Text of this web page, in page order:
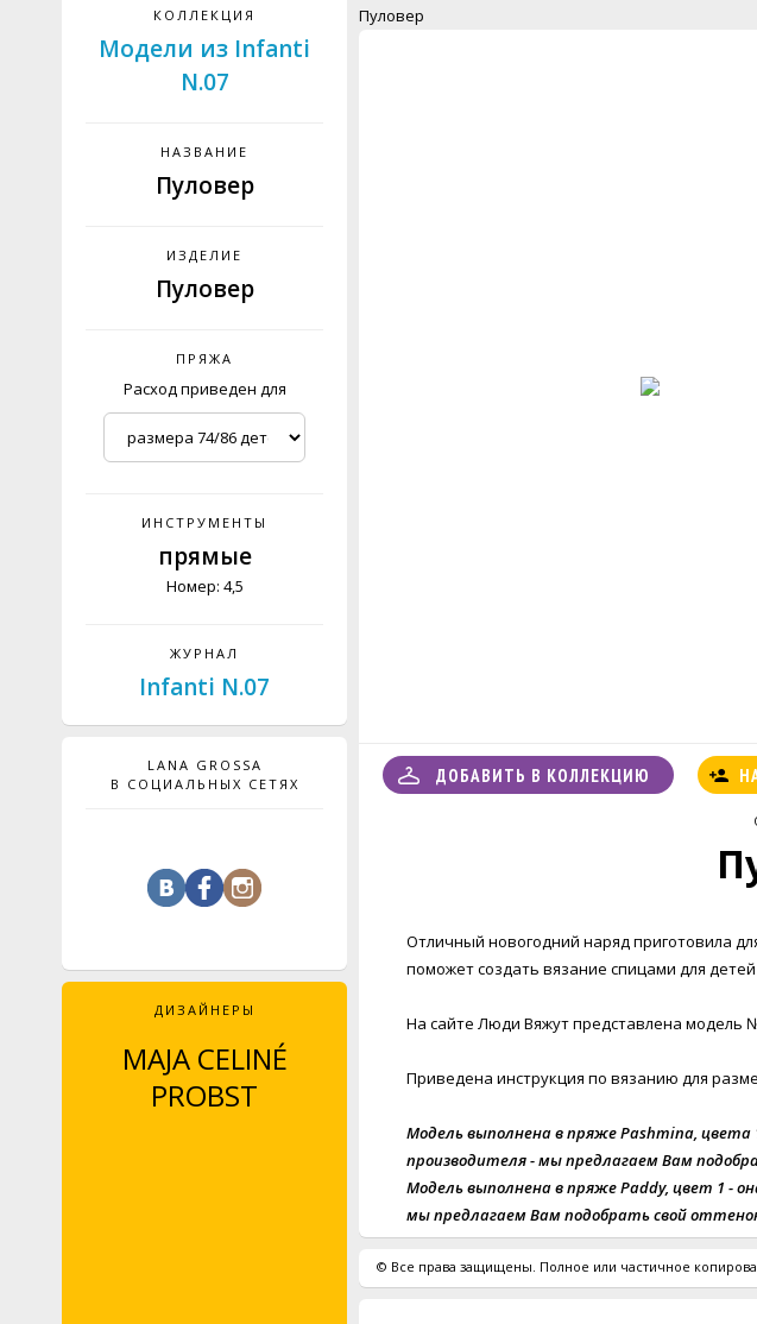
КОЛЛЕКЦИЯ
Модели из Infanti
N.07
НАЗВАНИЕ
Пуловер
ИЗДЕЛИЕ
Пуловер
ПРЯЖА
Расход приведен для
ИНСТРУМЕНТЫ
прямые
Номер: 4,5
ЖУРНАЛ
Infanti N.07
LANA GROSSA
В СОЦИАЛЬНЫХ СЕТЯХ
ДИЗАЙНЕРЫ
MAJA CELINÉ
PROBST
Пуловер
ДОБАВИТЬ В КОЛЛЕКЦИЮ
Отличный новогодний наряд приготовила
поможет создать вязание спицами для
На сайте Люди Вяжут представлена модель
Приведена инструкция по вязанию для
Модель выполнена в пряже Pashmina, цветa
производителя - мы предлагаем Вам
Модель выполнена в пряже Paddy, цвет 1 -
мы предлагаем Вам подобрать свой
© Все права защищены. Полное или частичное